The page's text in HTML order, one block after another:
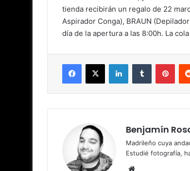
tienda recibirán un regalo de 22
Aspirador Conga), BRAUN
día de la apertura a las 8:00h. La
Facebook
X LinkedInTumblr
Benjamín
Madrileño cuya
Estudié fotografía,